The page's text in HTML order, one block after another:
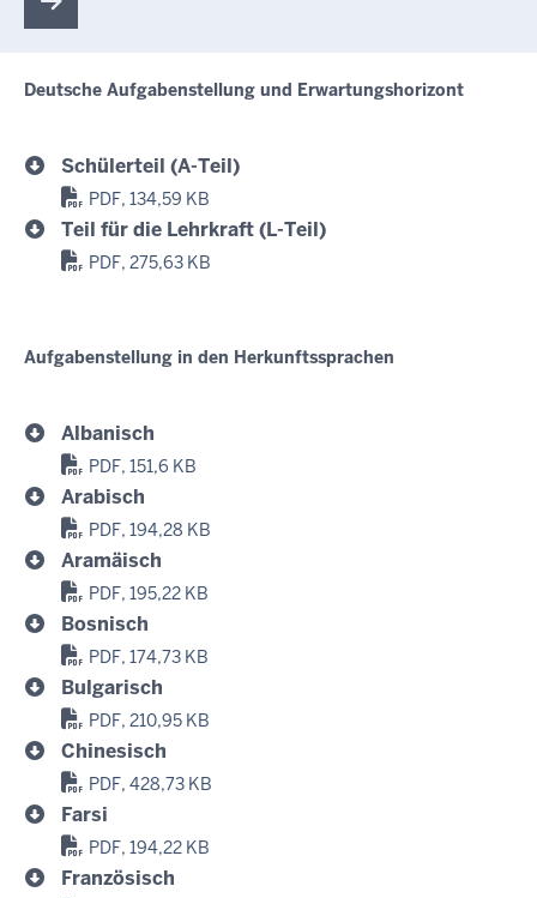
Deutsche Aufgabenstellung und Erwartungshorizont
Schülerteil (A-Teil)
PDF, 134,59 KB
Teil für die Lehrkraft (L-Teil)
PDF, 275,63 KB
Aufgabenstellung in den Herkunftssprachen
Albanisch
PDF, 151,6 KB
Arabisch
PDF, 194,28 KB
Aramäisch
PDF, 195,22 KB
Bosnisch
PDF, 174,73 KB
Bulgarisch
PDF, 210,95 KB
Chinesisch
PDF, 428,73 KB
Farsi
PDF, 194,22 KB
Französisch